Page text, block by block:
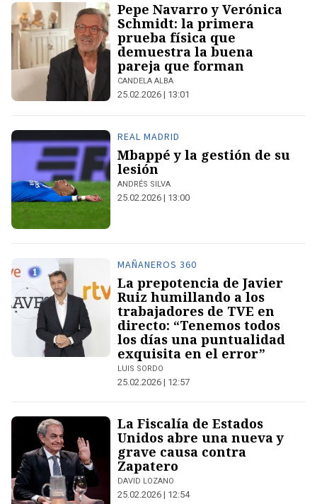
Pepe Navarro y Verónica
Schmidt: la primera
prueba física que
demuestra la buena
pareja que forman
CANDELA ALBA
25.02.2026 | 13:01
REAL MADRID
Mbappé y la gestión de su
lesión
ANDRÉS SILVA
25.02.2026 | 13:00
MAÑANEROS 360
La prepotencia de Javier
Ruiz humillando a los
trabajadores de TVE en
directo: “Tenemos todos
los días una puntualidad
exquisita en el error”
LUIS SORDO
25.02.2026 | 12:57
La Fiscalía de Estados
Unidos abre una nueva y
grave causa contra
Zapatero
DAVID LOZANO
25.02.2026 | 12:54